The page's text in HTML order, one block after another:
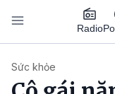
Nhảy đến nội dung
Radio
Sức khỏe